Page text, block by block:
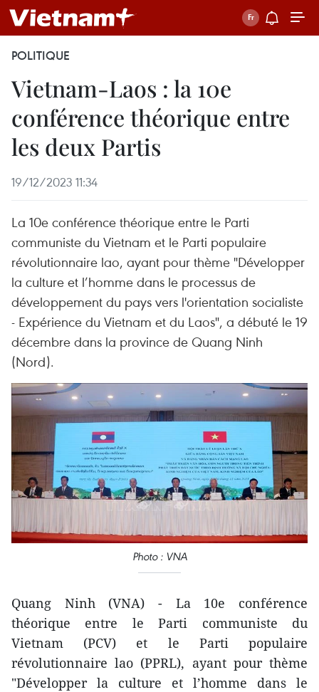
POLITIQUE
Vietnam-Laos : la 10e
conférence théorique entre
les deux Partis
19/12/2023 11:34
La 10e conférence théorique entre le Parti
communiste du Vietnam et le Parti populaire
révolutionnaire lao, ayant pour thème "Développer
la culture et l’homme dans le processus de
développement du pays vers l'orientation socialiste
- Expérience du Vietnam et du Laos", a débuté le 19
décembre dans la province de Quang Ninh
(Nord).
Photo : VNA
Quang Ninh (VNA) - La 10e conférence
théorique entre le Parti communiste du
Vietnam (PCV) et le Parti populaire
révolutionnaire lao (PPRL), ayant pour thème
"Développer la culture et l’homme dans le